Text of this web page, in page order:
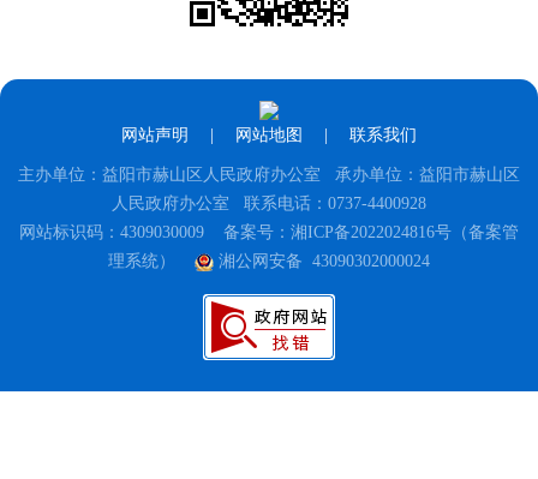
网站声明 网站地图 联系我们
主办单位：益阳市赫山区人民政府办公室 承办单位：益阳市赫山区
人民政府办公室 联系电话：0737-4400928
网站标识码：4309030009 备案号：湘ICP备2022024816号（备案管
理系统）
湘公网安备 43090302000024